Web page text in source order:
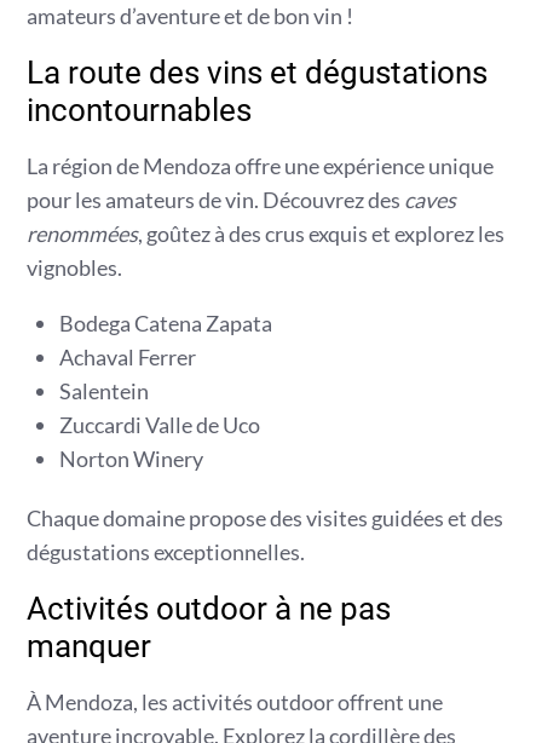
amateurs d’aventure et de bon vin !
La route des vins et dégustations
incontournables
La région de Mendoza offre une expérience unique
pour les amateurs de vin. Découvrez des caves
renommées, goûtez à des crus exquis et explorez les
vignobles.
Bodega Catena Zapata
Achaval Ferrer
Salentein
Zuccardi Valle de Uco
Norton Winery
Chaque domaine propose des visites guidées et des
dégustations exceptionnelles.
Activités outdoor à ne pas
manquer
À Mendoza, les activités outdoor offrent une
aventure incroyable. Explorez la cordillère des